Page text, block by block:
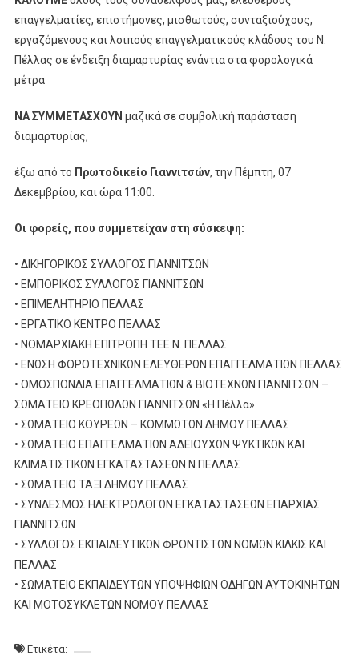
επαγγελματίες, επιστήμονες, μισθωτούς, συνταξιούχους,
εργαζόμενους και λοιπούς επαγγελματικούς κλάδους του Ν.
Πέλλας σε ένδειξη διαμαρτυρίας ενάντια στα φορολογικά
μέτρα
ΝΑ ΣΥΜΜΕΤΑΣΧΟΥΝ μαζικά σε συμβολική παράσταση
διαμαρτυρίας,
έξω από το Πρωτοδικείο Γιαννιτσών, την Πέμπτη, 07
Δεκεμβρίου, και ώρα 11:00.
Οι φορείς, που συμμετείχαν στη σύσκεψη:
• ΔΙΚΗΓΟΡΙΚΟΣ ΣΥΛΛΟΓΟΣ ΓΙΑΝΝΙΤΣΩΝ
• ΕΜΠΟΡΙΚΟΣ ΣΥΛΛΟΓΟΣ ΓΙΑΝΝΙΤΣΩΝ
• ΕΠΙΜΕΛΗΤΗΡΙΟ ΠΕΛΛΑΣ
• ΕΡΓΑΤΙΚΟ ΚΕΝΤΡΟ ΠΕΛΛΑΣ
• ΝΟΜΑΡΧΙΑΚΗ ΕΠΙΤΡΟΠΗ ΤΕΕ Ν. ΠΕΛΛΑΣ
• ΕΝΩΣΗ ΦΟΡΟΤΕΧΝΙΚΩΝ ΕΛΕΥΘΕΡΩΝ ΕΠΑΓΓΕΛΜΑΤΙΩΝ ΠΕΛΛΑΣ
• ΟΜΟΣΠΟΝΔΙΑ ΕΠΑΓΓΕΛΜΑΤΙΩΝ & ΒΙΟΤΕΧΝΩΝ ΓΙΑΝΝΙΤΣΩΝ –
ΣΩΜΑΤΕΙΟ ΚΡΕΟΠΩΛΩΝ ΓΙΑΝΝΙΤΣΩΝ «Η Πέλλα»
• ΣΩΜΑΤΕΙΟ ΚΟΥΡΕΩΝ – ΚΟΜΜΩΤΩΝ ΔΗΜΟΥ ΠΕΛΛΑΣ
• ΣΩΜΑΤΕΙΟ ΕΠΑΓΓΕΛΜΑΤΙΩΝ ΑΔΕΙΟΥΧΩΝ ΨΥΚΤΙΚΩΝ ΚΑΙ
ΚΛΙΜΑΤΙΣΤΙΚΩΝ ΕΓΚΑΤΑΣΤΑΣΕΩΝ Ν.ΠΕΛΛΑΣ
• ΣΩΜΑΤΕΙΟ ΤΑΞΙ ΔΗΜΟΥ ΠΕΛΛΑΣ
• ΣΥΝΔΕΣΜΟΣ ΗΛΕΚΤΡΟΛΟΓΩΝ ΕΓΚΑΤΑΣΤΑΣΕΩΝ ΕΠΑΡΧΙΑΣ
ΓΙΑΝΝΙΤΣΩΝ
• ΣΥΛΛΟΓΟΣ ΕΚΠΑΙΔΕΥΤΙΚΩΝ ΦΡΟΝΤΙΣΤΩΝ ΝΟΜΩΝ ΚΙΛΚΙΣ ΚΑΙ
ΠΕΛΛΑΣ
• ΣΩΜΑΤΕΙΟ ΕΚΠΑΙΔΕΥΤΩΝ ΥΠΟΨΗΦΙΩΝ ΟΔΗΓΩΝ ΑΥΤΟΚΙΝΗΤΩΝ
ΚΑΙ ΜΟΤΟΣΥΚΛΕΤΩΝ ΝΟΜΟΥ ΠΕΛΛΑΣ
Ετικέτα: